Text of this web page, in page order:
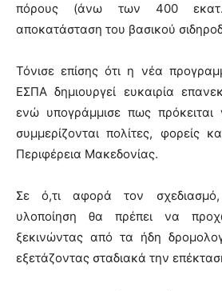
πόρους (άνω των 400
αποκατάσταση του βασικού
Τόνισε επίσης ότι η νέα
ΕΣΠΑ δημιουργεί ευκαιρία
ενώ υπογράμμισε πως
συμμερίζονται πολίτες, φορείς
Περιφέρεια Μακεδονίας.
Σε ό,τι αφορά τον
υλοποίηση θα πρέπει να
ξεκινώντας από τα ήδη
εξετάζοντας σταδιακά την